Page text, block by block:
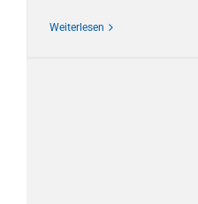
Weiterlesen